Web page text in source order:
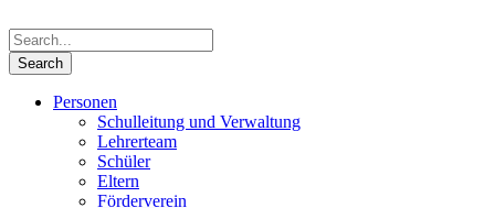
Personen
Schulleitung und Verwaltung
Lehrerteam
Schüler
Eltern
Förderverein